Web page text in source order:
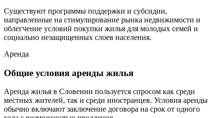
Существуют программы поддержки и субсидии,
направленные на стимулирование рынка недвижимости и
облегчение условий покупки жилья для молодых семей и
социально незащищенных слоев населения.
Аренда
Общие условия аренды жилья
Аренда жилья в Словении пользуется спросом как среди
местных жителей, так и среди иностранцев. Условия аренды
обычно включают заключение договора на срок от одного